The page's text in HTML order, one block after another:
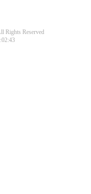
Rights Reserved